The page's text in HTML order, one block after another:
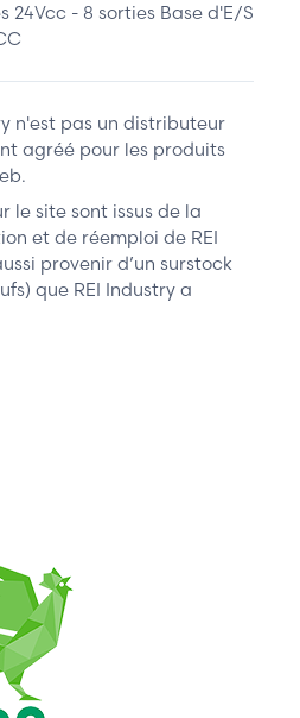
24Vcc - 8 sorties Base d'E/S
n'est pas un distributeur
agréé pour les produits
le site sont issus de la
et de réemploi de REI
provenir d’un surstock
que REI Industry a